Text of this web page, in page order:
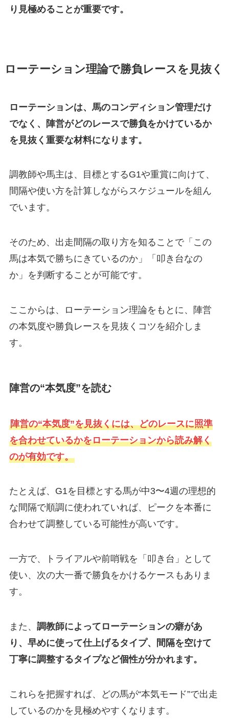
り見極めることが重要です。
ローテーション理論で勝負レースを見抜く
ローテーションは、馬のコンディション管理だけ
でなく、陣営がどのレースで勝負をかけているか
を見抜く重要な材料になります。
調教師や馬主は、目標とするG1や重賞に向けて、
間隔や使い方を計算しながらスケジュールを組ん
でいます。
そのため、出走間隔の取り方を知ることで「この
馬は本気で勝ちにきているのか」「叩き台なの
か」を判断することが可能です。
ここからは、ローテーション理論をもとに、陣営
の本気度や勝負レースを見抜くコツを紹介しま
す。
陣営の“本気度”を読む
陣営の“本気度”を見抜くには、どのレースに照準
を合わせているかをローテーションから読み解く
のが有効です。
たとえば、G1を目標とする馬が中3〜4週の理想的
な間隔で順調に使われていれば、ピークを本番に
合わせて調整している可能性が高いです。
一方で、トライアルや前哨戦を「叩き台」として
使い、次の大一番で勝負をかけるケースもありま
す。
また、 調教師によってローテーションの癖があ
り、早めに使って仕上げるタイプ、間隔を空けて
丁寧に調整するタイプなど個性が分かれます。
これらを把握すれば、どの馬が“本気モード”で出走
しているのかを見極めやすくなります。